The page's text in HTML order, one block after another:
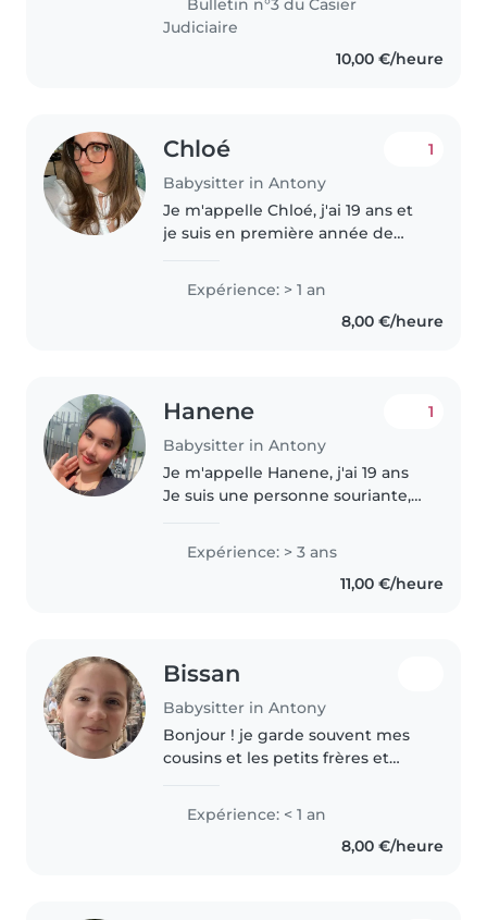
j'aime m'occuper des enfants de
tous..
Bulletin n°3 du Casier
Judiciaire
10,00 €/heure
Chloé
Babysitter in Antony
1
Je m'appelle Chloé, j'ai 19 ans et
je suis en première année de
d'enfants, donc je suis assez à
l'aise avec eux et attentive à
Expérience: > 1 an
8,00 €/heure
Hanene
Babysitter in Antony
1
Je m'appelle Hanene, j'ai 19 ans
Je suis une personne souriante,
J'ai de l'expérience avec les
enfants grâce à ma famille et à
des gardes ponctuelles,..
Expérience: > 3 ans
11,00 €/heure
Bissan
Babysitter in Antony
Bonjour ! je garde souvent mes
cousins et les petits frères et
eux, leur faire découvrir de
nouvelles choses et faire des..
Expérience: < 1 an
8,00 €/heure